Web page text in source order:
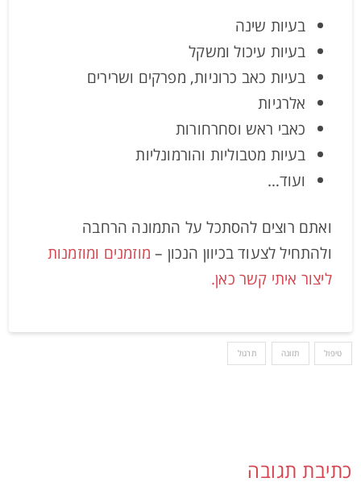
בעיות שינה
בעיות עיכול ומשקל
בעיות כאב כרוניות, מפרקים ושרירים
אלרגיות
כאבי ראש וסחרחורות
בעיות מטבוליות והורמונליות
ועוד…
ואתם רוצים להסתכל על התמונה הרחבה
ולהתחיל לצעוד בכיוון הנכון – מוזמנים ומוזמנות
ליצור איתי קשר כאן.
טיפול תזונה תרגול
כתיבת תגובה